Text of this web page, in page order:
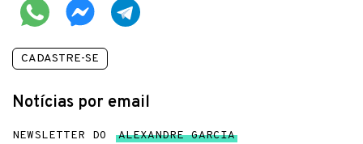
CADASTRE-SE
Notícias por email
NEWSLETTER DO ALEXANDRE GARCIA